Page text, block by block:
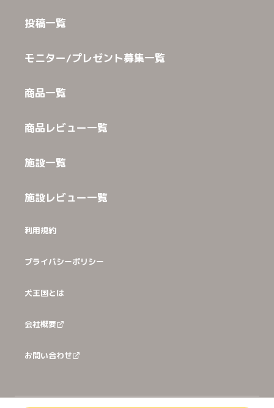
投稿一覧
モニター/プレゼント募集一覧
商品一覧
商品レビュー一覧
施設一覧
施設レビュー一覧
利用規約
プライバシーポリシー
犬王国とは
会社概要
お問い合わせ